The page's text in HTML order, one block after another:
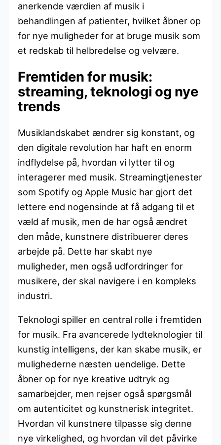
anerkende værdien af musik i
behandlingen af patienter, hvilket åbner op
for nye muligheder for at bruge musik som
et redskab til helbredelse og velvære.
Fremtiden for musik:
streaming, teknologi og nye
trends
Musiklandskabet ændrer sig konstant, og
den digitale revolution har haft en enorm
indflydelse på, hvordan vi lytter til og
interagerer med musik. Streamingtjenester
som Spotify og Apple Music har gjort det
lettere end nogensinde at få adgang til et
væld af musik, men de har også ændret
den måde, kunstnere distribuerer deres
arbejde på. Dette har skabt nye
muligheder, men også udfordringer for
musikere, der skal navigere i en kompleks
industri.
Teknologi spiller en central rolle i fremtiden
for musik. Fra avancerede lydteknologier til
kunstig intelligens, der kan skabe musik, er
mulighederne næsten uendelige. Dette
åbner op for nye kreative udtryk og
samarbejder, men rejser også spørgsmål
om autenticitet og kunstnerisk integritet.
Hvordan vil kunstnere tilpasse sig denne
nye virkelighed, og hvordan vil det påvirke